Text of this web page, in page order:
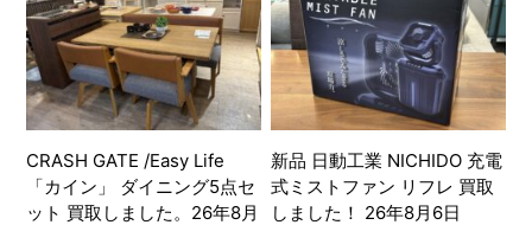
CRASH GATE /Easy Life
「カイン」 ダイニング5点セ
ット 買取しました。26年8月
新品 日動工業 NICHIDO 充電
式ミストファン リフレ 買取
しました！ 26年8月6日